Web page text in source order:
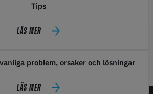
Tips
LÄS MER
problem, orsaker och lösningar
LÄS MER